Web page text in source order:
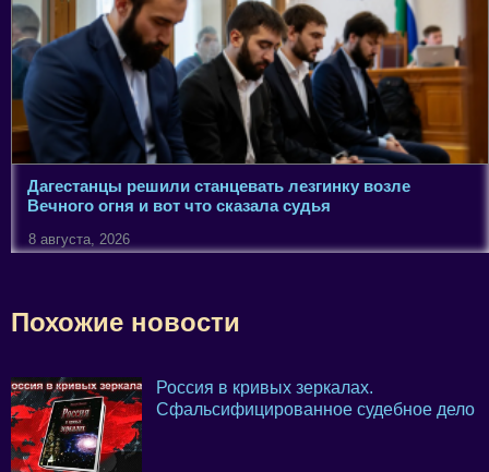
Дагестанцы решили станцевать лезгинку возле
Вечного огня и вот что сказала судья
8 августа, 2026
Похожие новости
Россия в кривых зеркалах.
Сфальсифицированное судебное дело